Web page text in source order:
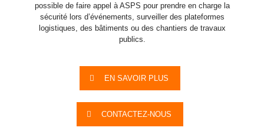
possible de faire appel à ASPS pour prendre en charge la
sécurité lors d’événements, surveiller des plateformes
logistiques, des bâtiments ou des chantiers de travaux
publics.
EN SAVOIR PLUS
CONTACTEZ-NOUS